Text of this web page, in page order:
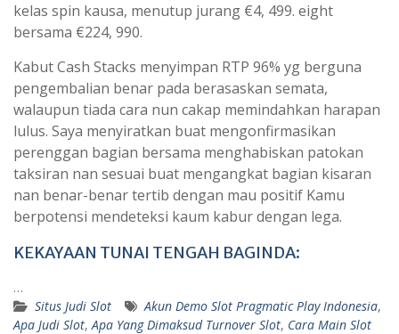
kelas spin kausa, menutup jurang €4, 499. eight
bersama €224, 990.
Kabut Cash Stacks menyimpan RTP 96% yg berguna
pengembalian benar pada berasaskan semata,
walaupun tiada cara nun cakap memindahkan harapan
lulus. Saya menyiratkan buat mengonfirmasikan
perenggan bagian bersama menghabiskan patokan
taksiran nan sesuai buat mengangkat bagian kisaran
nan benar-benar tertib dengan mau positif Kamu
berpotensi mendeteksi kaum kabur dengan lega.
KEKAYAAN TUNAI TENGAH BAGINDA:
…
Situs Judi Slot
Akun Demo Slot Pragmatic Play Indonesia,
Apa Judi Slot,Apa Yang Dimaksud Turnover Slot, Cara Main Slot